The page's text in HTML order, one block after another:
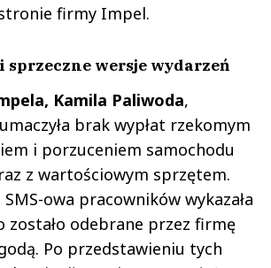
firmy Impel.
sprzeczne wersje wydarzeń
Kamila Paliwoda,
brak wypłat rzekomym
i porzuceniem samochodu
z wartościowym sprzętem.
owa pracowników wykazała
zostało odebrane przez firmę
Po przedstawieniu tych